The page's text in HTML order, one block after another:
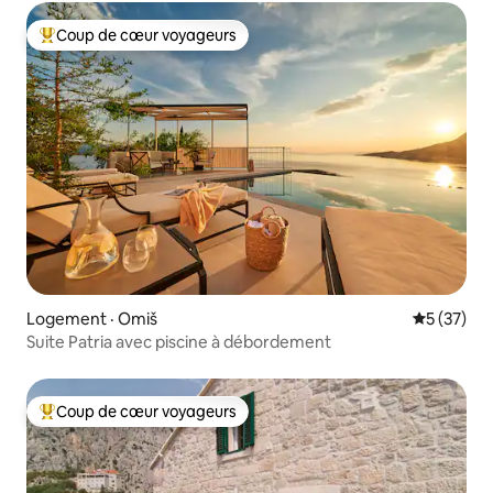
Coup de cœur voyageurs parmi les plus aimés
Coup de cœur voyageurs
Logement · Omiš Note
5 (37)
Suite Patria avec piscine à débordement
Coup de cœur voyageurs parmi les plus aimés
Coup de cœur voyageurs